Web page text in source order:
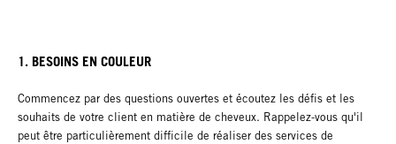
1. BESOINS EN COULEUR
Commencez par des questions ouvertes et écoutez les défis et les
souhaits de votre client en matière de cheveux. Rappelez-vous qu'il
peut être particulièrement difficile de réaliser des services de